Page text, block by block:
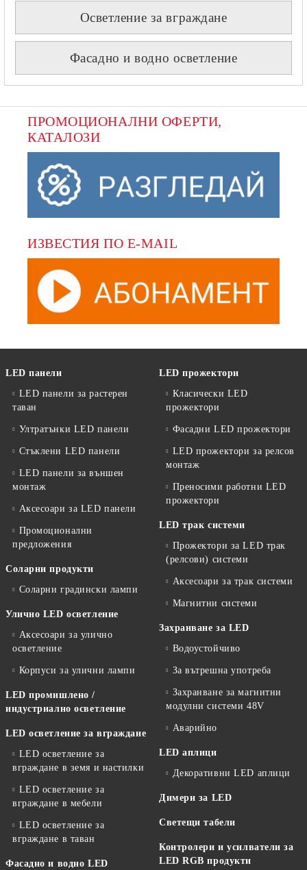
Осветление за вграждане
Фасадно и водно осветление
ПРОМОЦИОНАЛНИ ОФЕРТИ,
КАТАЛОЗИ
ИЗВЕСТИЯ ПО E-MAIL
LED панели
LED панели за растерен
таван
Ултратънки LED панели
Стъклени LED панели
LED панели за външен
монтаж
Аксесоари за LED панели
Промоционални
предложения
Соларни продукти
Соларни градински лампи
Улично LED осветление
Аксесоари за улично
осветление
Корпуси за улични лампи
LED промишлено /
индустриално осветление
LED осветление за вграждане
LED осветление за
вграждане в земя и настилки
LED осветление за
вграждане в мебели
LED осветление за
вграждане в таван
Фасадно и водно LED
LED прожектори
Класически LED
прожектори
Фасадни LED прожектори
LED прожектори за релсов
монтаж
Преносими работни LED
прожектори
LED трак системи
Прожектори за LED трак
(релсови) системи
Аксесоари за трак системи
Магнитни системи
Захранване за LED
Водоустойчиво
За вътрешна употреба
Захранване за магнитни
модулни системи 48V
Аварийно
LED аплици
Декоративни LED аплици
Димери за LED
Светещи табели
Контролери и усилватели за
LED RGB продукти